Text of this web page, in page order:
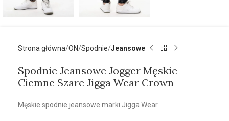
Strona główna ON Spodnie Jeansowe
Spodnie Jeansowe Jogger Męskie
Ciemne Szare Jigga Wear Crown
Męskie spodnie jeansowe marki Jigga Wear.